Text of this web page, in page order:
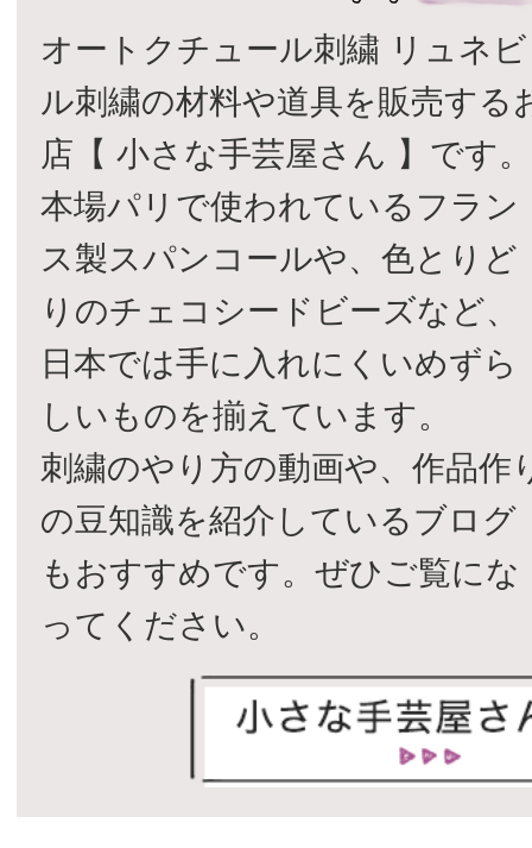
オートクチュール刺繍 リュネビ
ル刺繍の材料や道具を販売する
店【 小さな手芸屋さん 】です。
本場パリで使われているフラン
ス製スパンコールや、色とりど
りのチェコシードビーズなど、
日本では手に入れにくいめずら
しいものを揃えています。
刺繍のやり方の動画や、作品作
の豆知識を紹介しているブログ
もおすすめです。ぜひご覧にな
ってください。